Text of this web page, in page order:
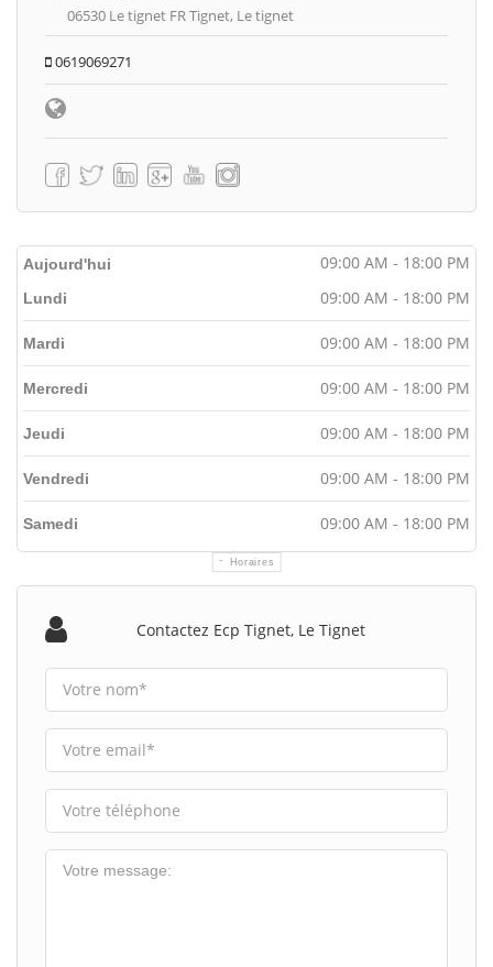
06530 Le tignet FR Tignet, Le tignet
0619069271
Aujourd'hui 09:00 AM - 18:00 PM
Horaires
Lundi 09:00 AM - 18:00 PM
Mardi 09:00 AM - 18:00 PM
Mercredi 09:00 AM - 18:00 PM
Jeudi 09:00 AM - 18:00 PM
Vendredi 09:00 AM - 18:00 PM
Samedi 09:00 AM - 18:00 PM
Contactez Ecp Tignet, Le Tignet